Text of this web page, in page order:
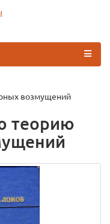
возмущений
теорию